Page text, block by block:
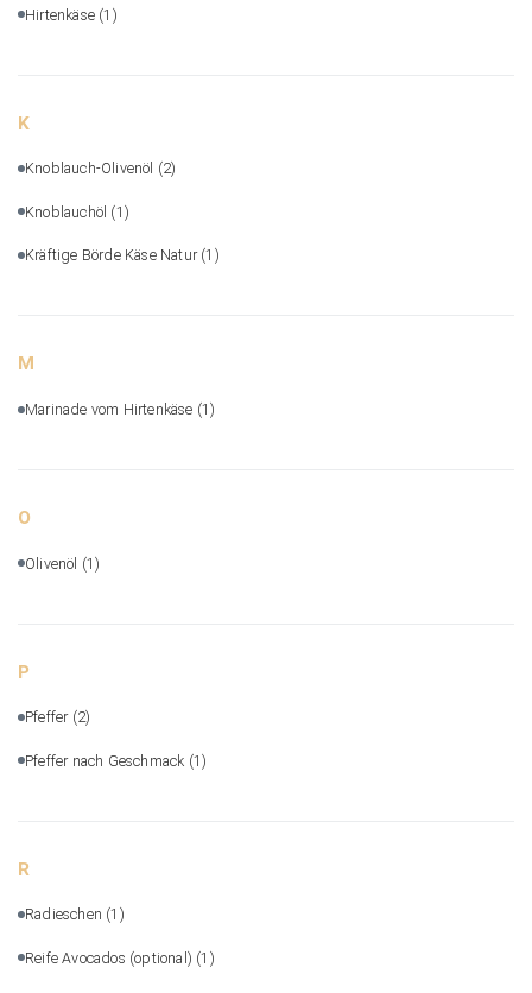
Hirtenkäse (1)
K
Knoblauch-Olivenöl (2)
Knoblauchöl (1)
Kräftige Börde Käse Natur (1)
M
Marinade vom Hirtenkäse (1)
O
Olivenöl (1)
P
Pfeffer (2)
Pfeffer nach Geschmack (1)
R
Radieschen (1)
Reife Avocados (optional) (1)